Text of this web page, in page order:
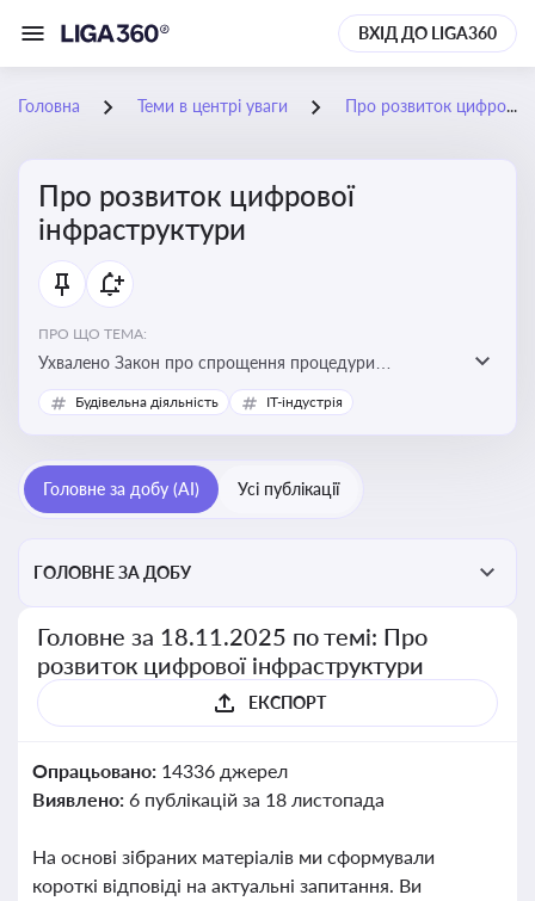
ВХІД ДО LIGA360
Головна Теми в центрі уваги Про розвиток цифрової інфраструктури
Про розвиток цифрової
інфраструктури
ПРО ЩО ТЕМА:
Ухвалено Закон про спрощення процедури
відведення земельних ділянок для розвитку цифрової
інфраструктури
Будівельна діяльність IT-індустрія
Головне за добу (AI) Усі публікації
ГОЛОВНЕ ЗА ДОБУ
Головне за 18.11.2025 по темі: Про
розвиток цифрової інфраструктури
ЕКСПОРТ
Опрацьовано: 14336 джерел
Виявлено: 6 публікацій за 18 листопада
На основі зібраних матеріалів ми сформували
короткі відповіді на актуальні запитання. Ви